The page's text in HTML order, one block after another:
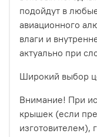
подойдут в
авиационного
влаги и
Широкий выбор
Внимание! При
крышек (если
изготовителем),